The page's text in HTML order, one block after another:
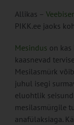
Allikas –
PIKK.ee jaoks
Mesindus on
kaasnevad
Mesilasmürk
juhul isegi
eluohtlik
mesilasmürgile
anafülaksiaga.